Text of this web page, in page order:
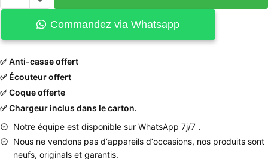
Commandez via Whatsapp
✅ Anti-casse offert
✅ Écouteur offert
✅ Coque offerte
✅ Chargeur inclus dans le carton.
Notre équipe est disponible sur WhatsApp 7j/7 .
Nous ne vendons pas d‘appareils d‘occasions, nos produits sont
neufs, originals et garantis.